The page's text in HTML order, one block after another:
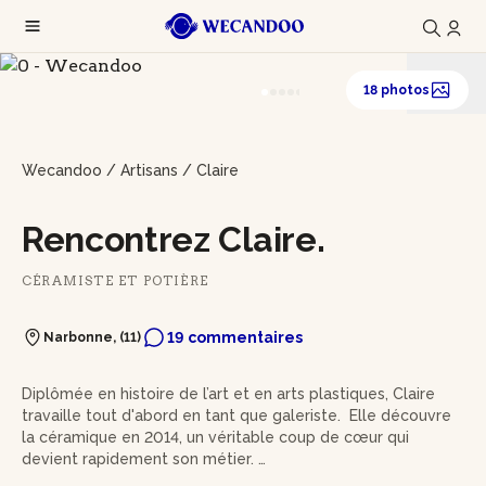
18 photos
Wecandoo / Artisans / Claire
Rencontrez Claire.
CÉRAMISTE ET POTIÈRE
Narbonne, (11) 19 commentaires
Diplômée en histoire de l’art et en arts plastiques, Claire
travaille tout d'abord en tant que galeriste. Elle découvre
la céramique en 2014, un véritable coup de cœur qui
devient rapidement son métier.